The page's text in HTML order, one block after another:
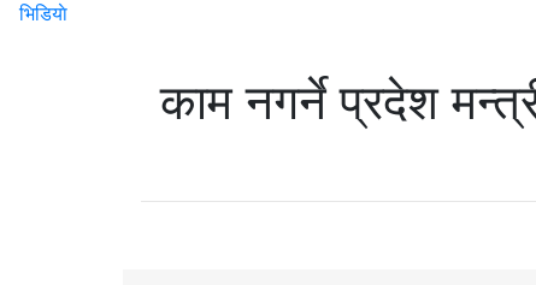
भिडियाे
काम नगर्ने प्रदेश